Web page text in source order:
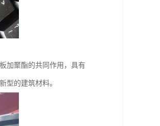
加聚酯的共同作用，具有
型的建筑材料。